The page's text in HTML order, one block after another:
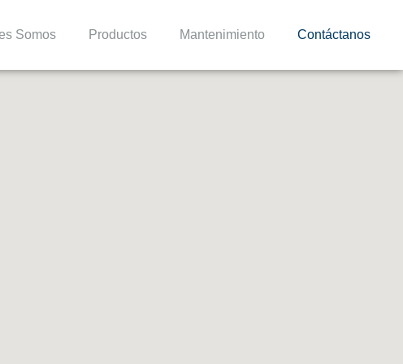
Somos Productos Mantenimiento Contáctanos